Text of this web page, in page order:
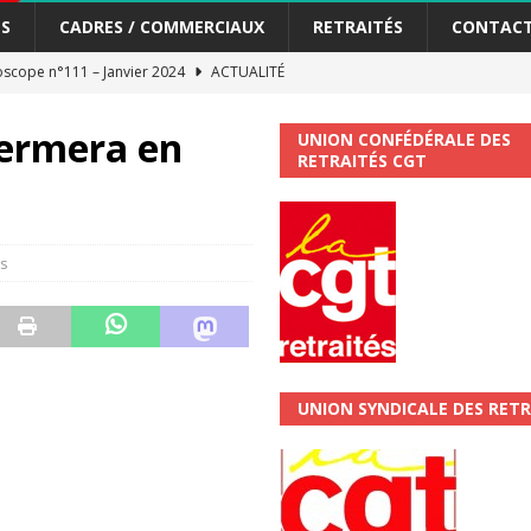
CADRES / COMMERCIAUX RETRAITÉS
n°111 – Janvier 2024
ACTUALITÉ
et…. des augmentations pour les salariéS !!!
de développement de la Direction Commerciale DDCE/Télévente :
Sociales et Culturelles : Un droit, pas un cadeau !
n°126
en
UNION CONFÉDÉRALE DES
RETRAITÉS CGT
UNION SYNDICALE DES